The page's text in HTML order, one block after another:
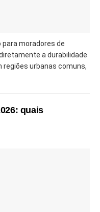
moradores de
a durabilidade
regiões urbanas comuns,
quais